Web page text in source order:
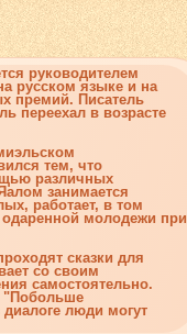
руководителем
русском языке и на
премий. Писатель
переехал в возрасте
тем, что
различных
занимается
работает, в том
одаренной молодежи при
сказки для
со своим
самостоятельно.
"Побольше
люди могут